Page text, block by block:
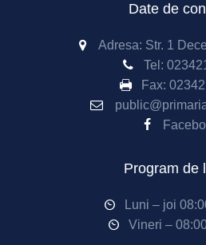
Date de
Adresa: Str. 1
Tel:
Fax:
Program de
Luni – joi
Vineri –